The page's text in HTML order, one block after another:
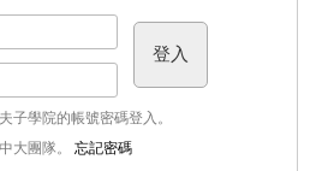
登入
子學院的帳號密碼登入。
大團隊。 忘記密碼